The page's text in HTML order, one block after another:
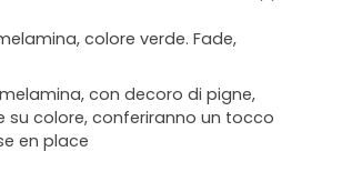
colore verde. Fade,
con decoro di pigne,
su colore, conferiranno un tocco
en place